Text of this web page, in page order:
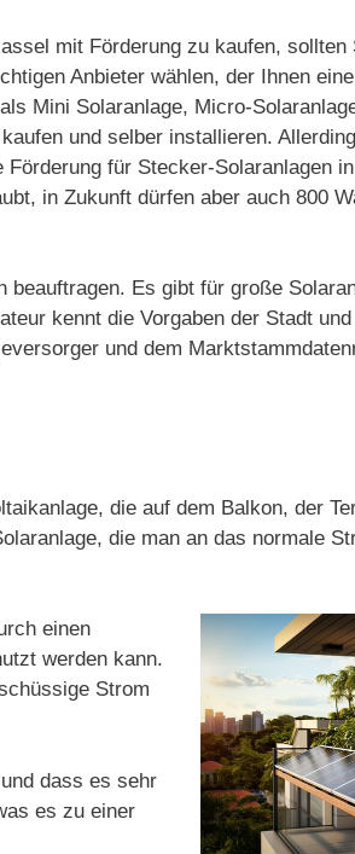
mit Förderung zu kaufen,
Anbieter wählen, der Ihnen
Mini Solaranlage, Micro-
und selber installieren.
für Stecker-Solaranlagen
in Zukunft dürfen aber auch 800
Es gibt für große
kennt die Vorgaben der Stadt
und dem
die auf dem Balkon, der
die man an das normale
einen
werden kann.
Strom
dass es sehr
es zu einer